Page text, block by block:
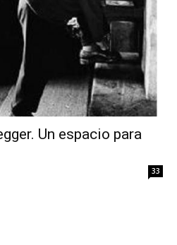
Un espacio para
33